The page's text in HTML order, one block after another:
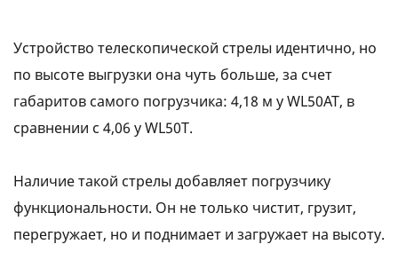
Устройство телескопической стрелы идентично, но
по высоте выгрузки она чуть больше, за счет
габаритов самого погрузчика: 4,18 м у WL50АТ, в
сравнении с 4,06 у WL50Т.
Наличие такой стрелы добавляет погрузчику
функциональности. Он не только чистит, грузит,
перегружает, но и поднимает и загружает на высоту.